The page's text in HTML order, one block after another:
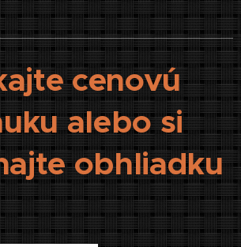
cenovú
alebo si
obhliadku